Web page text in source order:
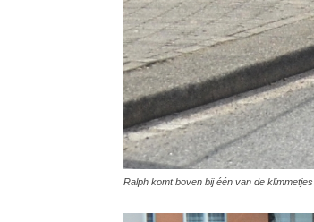
Ralph komt boven bij één van de klimmetjes